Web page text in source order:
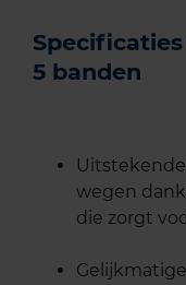
5 banden
wegen
die zorgt